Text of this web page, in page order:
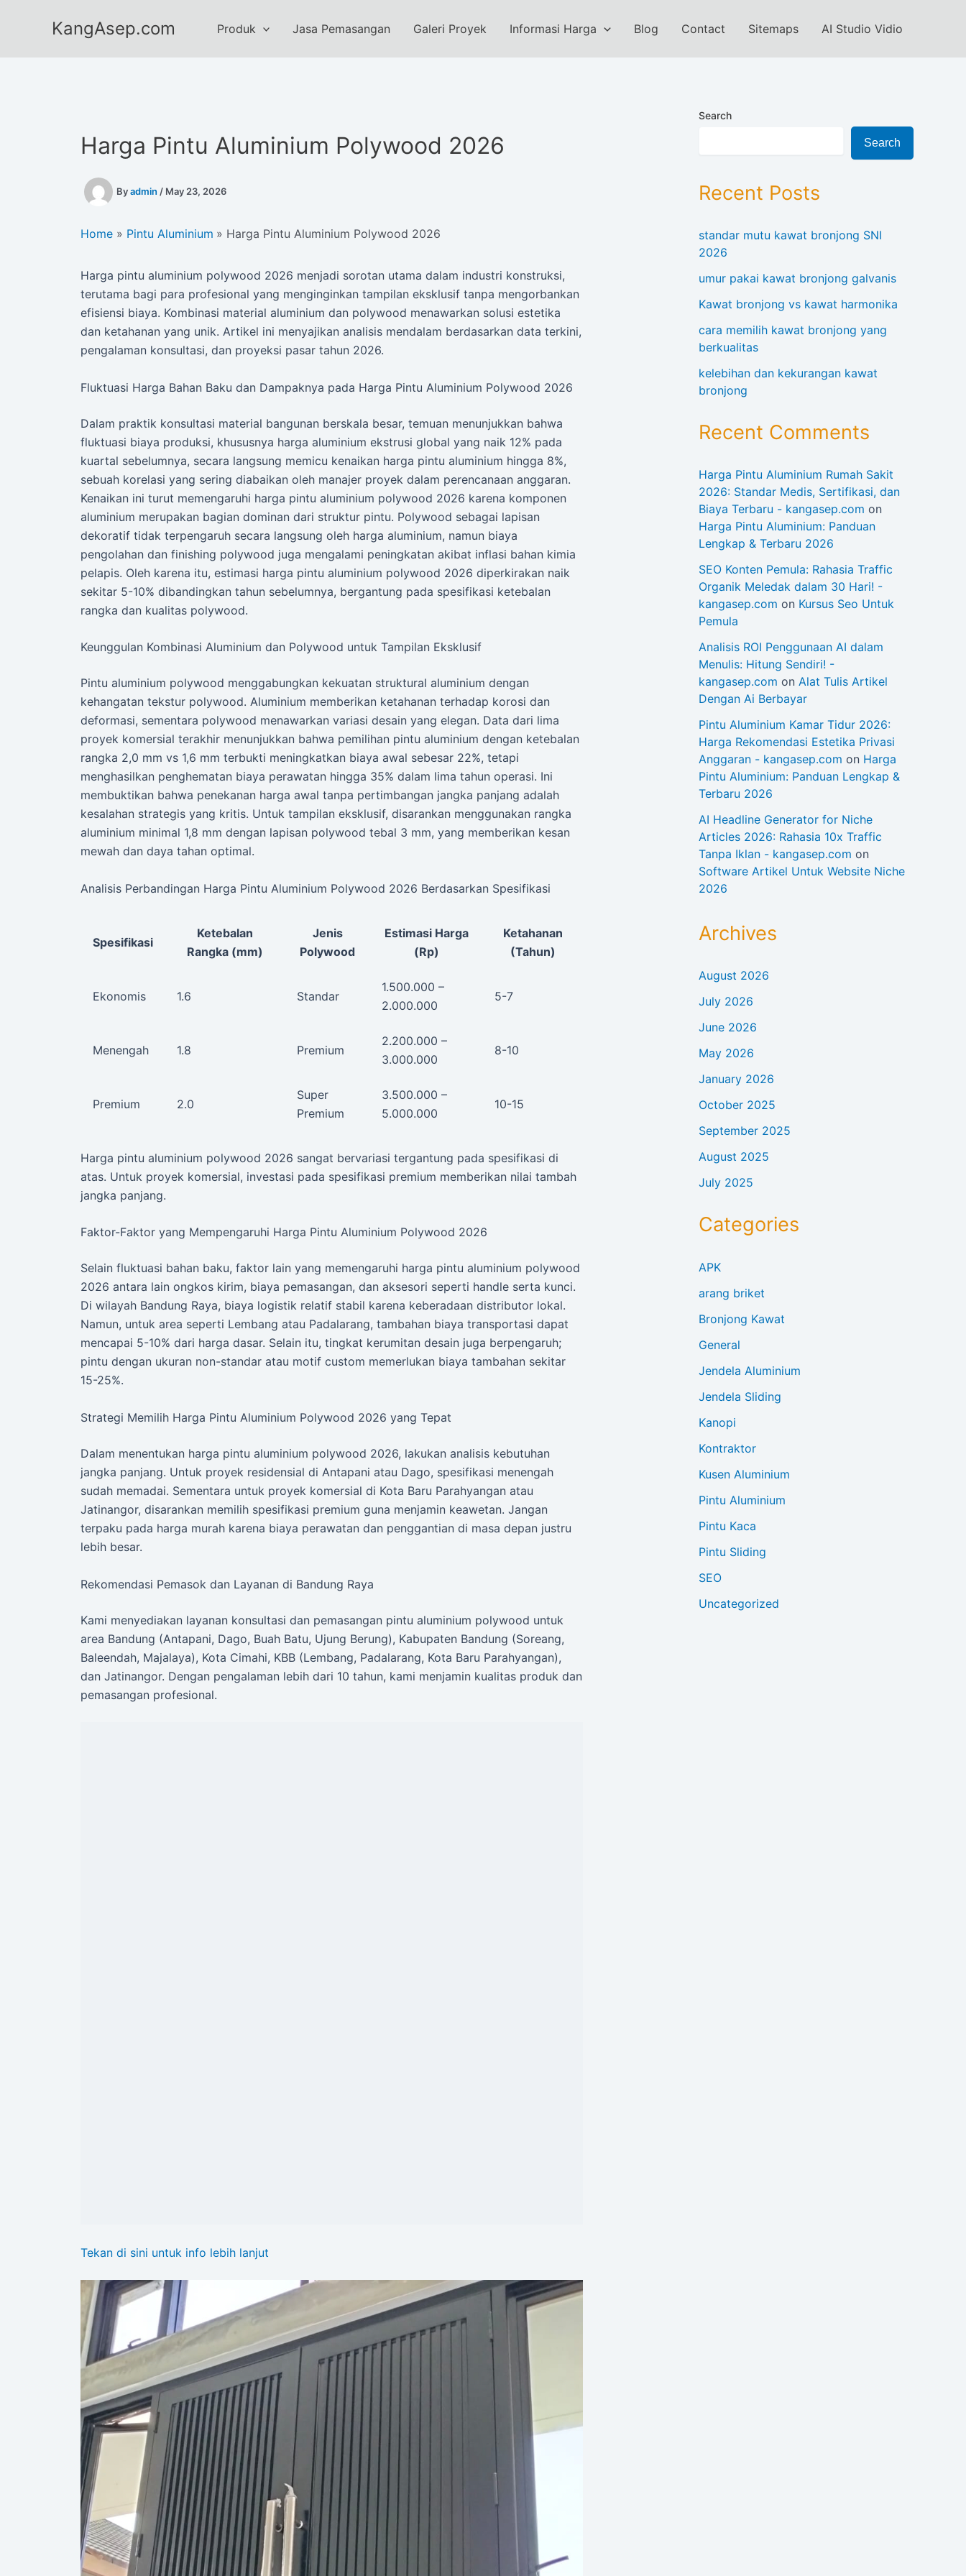
KangAsep.com Produk Jasa Pemasangan Galeri Proyek Informasi Harga Blog Contact Sitemaps AI Studio Vidio
Harga Pintu Aluminium Polywood 2026
Byadmin / May 23, 2026
Home Pintu Aluminium Harga Pintu Aluminium Polywood 2026
Harga pintu aluminium polywood 2026 menjadi sorotan utama dalam industri konstruksi,
terutama bagi para profesional yang menginginkan tampilan eksklusif tanpa mengorbankan
efisiensi biaya. Kombinasi material aluminium dan polywood menawarkan solusi estetika
dan ketahanan yang unik. Artikel ini menyajikan analisis mendalam berdasarkan data terkini,
pengalaman konsultasi, dan proyeksi pasar tahun 2026.
Fluktuasi Harga Bahan Baku dan Dampaknya pada Harga Pintu Aluminium Polywood 2026
Dalam praktik konsultasi material bangunan berskala besar, temuan menunjukkan bahwa
fluktuasi biaya produksi, khususnya harga aluminium ekstrusi global yang naik 12% pada
kuartal sebelumnya, secara langsung memicu kenaikan harga pintu aluminium hingga 8%,
sebuah korelasi yang sering diabaikan oleh manajer proyek dalam perencanaan anggaran.
Kenaikan ini turut memengaruhi harga pintu aluminium polywood 2026 karena komponen
aluminium merupakan bagian dominan dari struktur pintu. Polywood sebagai lapisan
dekoratif tidak terpengaruh secara langsung oleh harga aluminium, namun biaya
pengolahan dan finishing polywood juga mengalami peningkatan akibat inflasi bahan kimia
pelapis. Oleh karena itu, estimasi harga pintu aluminium polywood 2026 diperkirakan naik
sekitar 5-10% dibandingkan tahun sebelumnya, bergantung pada spesifikasi ketebalan
rangka dan kualitas polywood.
Keunggulan Kombinasi Aluminium dan Polywood untuk Tampilan Eksklusif
Pintu aluminium polywood menggabungkan kekuatan struktural aluminium dengan
kehangatan tekstur polywood. Aluminium memberikan ketahanan terhadap korosi dan
deformasi, sementara polywood menawarkan variasi desain yang elegan. Data dari lima
proyek komersial terakhir menunjukkan bahwa pemilihan pintu aluminium dengan ketebalan
rangka 2,0 mm vs 1,6 mm terbukti meningkatkan biaya awal sebesar 22%, tetapi
menghasilkan penghematan biaya perawatan hingga 35% dalam lima tahun operasi. Ini
membuktikan bahwa penekanan harga awal tanpa pertimbangan jangka panjang adalah
kesalahan strategis yang kritis. Untuk tampilan eksklusif, disarankan menggunakan rangka
aluminium minimal 1,8 mm dengan lapisan polywood tebal 3 mm, yang memberikan kesan
mewah dan daya tahan optimal.
Analisis Perbandingan Harga Pintu Aluminium Polywood 2026 Berdasarkan Spesifikasi
Spesifikasi
Ketebalan
Rangka (mm)
Jenis
Polywood
Estimasi Harga
(Rp)
Ketahanan
(Tahun)
Ekonomis 1.6 Standar
1.500.000 –
2.000.000
5-7
Menengah 1.8 Premium
2.200.000 –
3.000.000
8-10
Premium 2.0
Super
Premium
3.500.000 –
5.000.000
10-15
Harga pintu aluminium polywood 2026 sangat bervariasi tergantung pada spesifikasi di
atas. Untuk proyek komersial, investasi pada spesifikasi premium memberikan nilai tambah
jangka panjang.
Faktor-Faktor yang Mempengaruhi Harga Pintu Aluminium Polywood 2026
Selain fluktuasi bahan baku, faktor lain yang memengaruhi harga pintu aluminium polywood
2026 antara lain ongkos kirim, biaya pemasangan, dan aksesori seperti handle serta kunci.
Di wilayah Bandung Raya, biaya logistik relatif stabil karena keberadaan distributor lokal.
Namun, untuk area seperti Lembang atau Padalarang, tambahan biaya transportasi dapat
mencapai 5-10% dari harga dasar. Selain itu, tingkat kerumitan desain juga berpengaruh;
pintu dengan ukuran non-standar atau motif custom memerlukan biaya tambahan sekitar
15-25%.
Strategi Memilih Harga Pintu Aluminium Polywood 2026 yang Tepat
Dalam menentukan harga pintu aluminium polywood 2026, lakukan analisis kebutuhan
jangka panjang. Untuk proyek residensial di Antapani atau Dago, spesifikasi menengah
sudah memadai. Sementara untuk proyek komersial di Kota Baru Parahyangan atau
Jatinangor, disarankan memilih spesifikasi premium guna menjamin keawetan. Jangan
terpaku pada harga murah karena biaya perawatan dan penggantian di masa depan justru
lebih besar.
Rekomendasi Pemasok dan Layanan di Bandung Raya
Kami menyediakan layanan konsultasi dan pemasangan pintu aluminium polywood untuk
area Bandung (Antapani, Dago, Buah Batu, Ujung Berung), Kabupaten Bandung (Soreang,
Baleendah, Majalaya), Kota Cimahi, KBB (Lembang, Padalarang, Kota Baru Parahyangan),
dan Jatinangor. Dengan pengalaman lebih dari 10 tahun, kami menjamin kualitas produk dan
pemasangan profesional.
Tekan di sini untuk info lebih lanjut
Search
Search
Recent Posts
standar mutu kawat bronjong SNI
2026
umur pakai kawat bronjong galvanis
Kawat bronjong vs kawat harmonika
cara memilih kawat bronjong yang
berkualitas
kelebihan dan kekurangan kawat
bronjong
Recent Comments
Harga Pintu Aluminium Rumah Sakit
2026: Standar Medis, Sertifikasi, dan
Biaya Terbaru - kangasep.com on
Harga Pintu Aluminium: Panduan
Lengkap & Terbaru 2026
SEO Konten Pemula: Rahasia Traffic
Organik Meledak dalam 30 Hari! -
kangasep.com on Kursus Seo Untuk
Pemula
Analisis ROI Penggunaan AI dalam
Menulis: Hitung Sendiri! -
kangasep.com on Alat Tulis Artikel
Dengan Ai Berbayar
Pintu Aluminium Kamar Tidur 2026:
Harga Rekomendasi Estetika Privasi
Anggaran - kangasep.com on Harga
Pintu Aluminium: Panduan Lengkap &
Terbaru 2026
AI Headline Generator for Niche
Articles 2026: Rahasia 10x Traffic
Tanpa Iklan - kangasep.com on
Software Artikel Untuk Website Niche
2026
Archives
August 2026
July 2026
June 2026
May 2026
January 2026
October 2025
September 2025
August 2025
July 2025
Categories
APK
arang briket
Bronjong Kawat
General
Jendela Aluminium
Jendela Sliding
Kanopi
Kontraktor
Kusen Aluminium
Pintu Aluminium
Pintu Kaca
Pintu Sliding
SEO
Uncategorized